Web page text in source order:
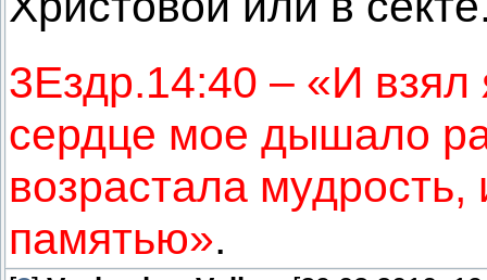
3Ездр.14:40 – «И взял
сердце мое дышало
возрастала
памятью».